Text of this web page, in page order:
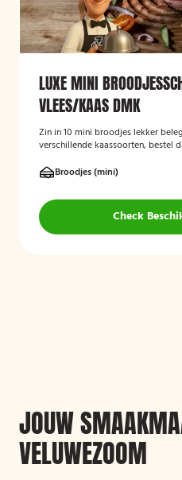
LUXE MINI
VLEES/KAAS DMK
Zin in 10 mini broodjes lekker
verschillende kaassoorten, bestel
Broodjes (mini)
Check
JOUW
VELUWEZOOM